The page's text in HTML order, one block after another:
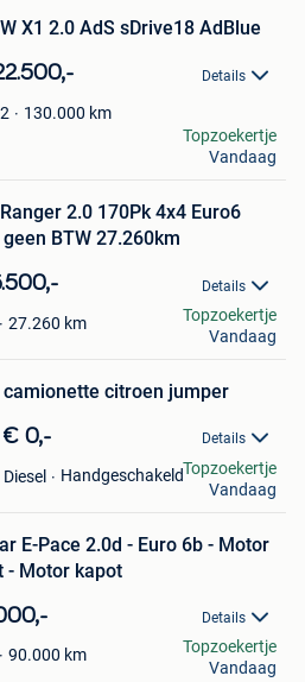
X1 2.0 AdS sDrive18 AdBlue
Details
130.000 km
Topzoekertje
Vandaag
2.0 170Pk 4x4 Euro6
BTW 27.260km
Details
27.260 km
Topzoekertje
Vandaag
camionette citroen jumper
€ 0,- Details
Diesel HandgeschakeldTopzoekertje
Vandaag
E-Pace 2.0d - Euro 6b - Motor
- Motor kapot
Details
90.000 km
Topzoekertje
Vandaag